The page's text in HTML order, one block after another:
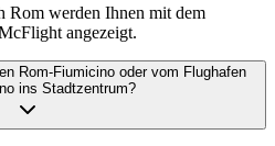
Rom werden Ihnen mit dem
angezeigt.
Rom-Fiumicino oder vom Flughafen
ins Stadtzentrum?